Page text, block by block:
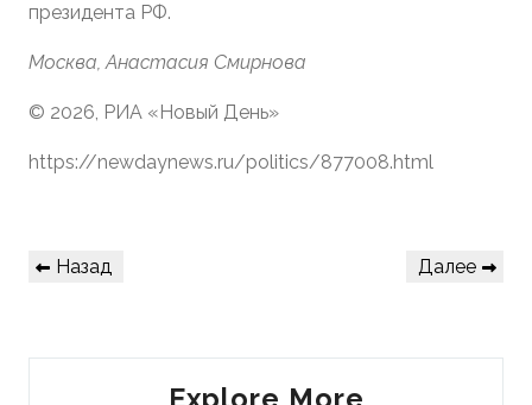
президента РФ.
Москва, Анастасия Смирнова
© 2026, РИА «Новый День»
https://newdaynews.ru/politics/877008.html
Навигация
Предыдущая
Назад
Следующая
Далее
Explore More